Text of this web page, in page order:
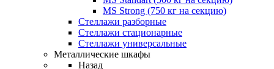
MS Strong (750 кг на секцию)
Стеллажи разборные
Стеллажи стационарные
Стеллажи универсальные
Металлические шкафы
Назад